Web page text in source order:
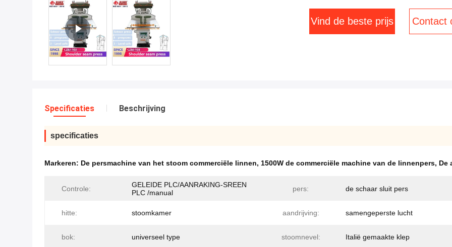
Vind de beste prijs Contact
Specificaties Beschrijving
specificaties
Markeren: De persmachine van het stoom commerciële linnen, 1500W de commerciële machine van de linnenpers, De
Controle:
GELEIDE PLC/AANRAKING-SREEN
PLC /manual
pers: de schaar sluit pers
hitte: stoomkamer aandrijving: samengeperste lucht
bok: universeel type stoomnevel: Italië gemaakte klep